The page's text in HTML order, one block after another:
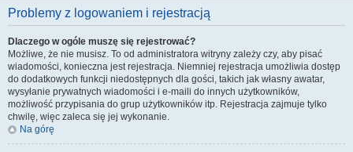
Problemy z logowaniem i rejestracją
Dlaczego w ogóle muszę się rejestrować?
Możliwe, że nie musisz. To od administratora witryny zależy czy, aby pisać
wiadomości, konieczna jest rejestracja. Niemniej rejestracja umożliwia dostęp
do dodatkowych funkcji niedostępnych dla gości, takich jak własny awatar,
wysyłanie prywatnych wiadomości i e-maili do innych użytkowników,
możliwość przypisania do grup użytkowników itp. Rejestracja zajmuje tylko
chwilę, więc zaleca się jej wykonanie.
Na górę